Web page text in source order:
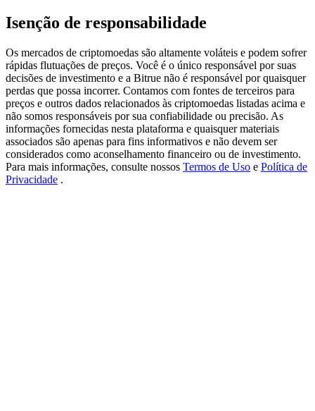
Precious Metals Trading Carnival
Trade Gold & Silver · 33,333 USDT Bonus
USDT New User Exclusive 10% APR
USDT Flexible Staking | Daily Rewards
Isenção de responsabilidade
Os mercados de criptomoedas são altamente voláteis e podem sofrer
rápidas flutuações de preços. Você é o único responsável por suas
decisões de investimento e a Bitrue não é responsável por quaisquer
perdas que possa incorrer. Contamos com fontes de terceiros para
preços e outros dados relacionados às criptomoedas listadas acima e
não somos responsáveis por sua confiabilidade ou precisão. As
informações fornecidas nesta plataforma e quaisquer materiais
associados são apenas para fins informativos e não devem ser
considerados como aconselhamento financeiro ou de investimento.
Para mais informações, consulte nossos Termos de Uso e Política de
Privacidade .